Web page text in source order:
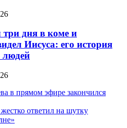
дня в коме и
Иисуса: его история
людей
в прямом эфире закончился
ответил на шутку